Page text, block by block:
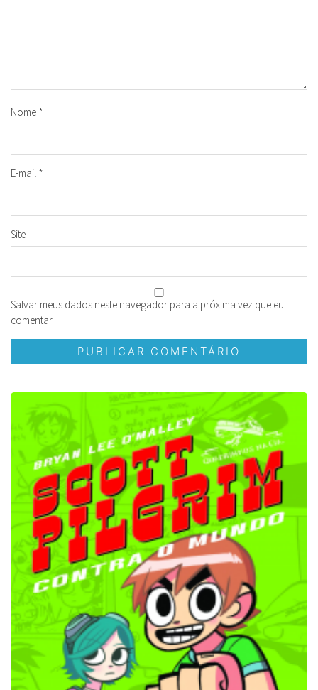
Nome *
E-mail *
Site
Salvar meus dados neste navegador para a próxima vez que eu
comentar.